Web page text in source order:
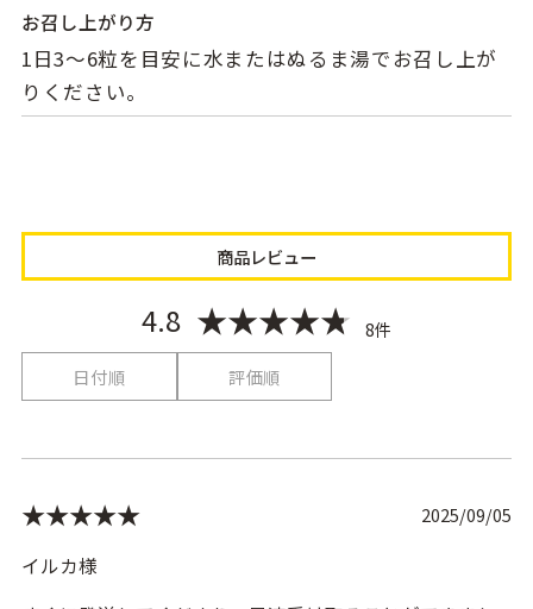
お召し上がり方
1日3〜6粒を目安に水またはぬるま湯でお召し上が
りください。
商品レビュー
4.8 ★★★★★
8件
日付順
評価順
★★★★★ 2025/09/05
イルカ様